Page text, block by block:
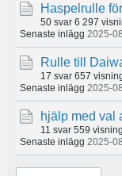
Haspelrulle
50 svar 6 297
Senaste inlägg 2025-
Rulle till
17 svar 657
Senaste inlägg 2025-
hjälp med val
11 svar 559
Senaste inlägg 2025-